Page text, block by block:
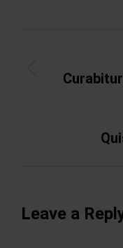
Leave a